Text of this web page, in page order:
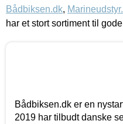
Bådbiksen.dk,
har et stort sortiment til
Bådbiksen.dk er en
2019 har tilbudt danske